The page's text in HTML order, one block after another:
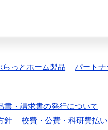
らっとホーム製品 パートナ
書・請求書の発行について
針 校費・公費・科研費払